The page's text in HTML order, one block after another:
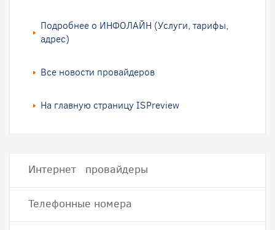
Подробнее о ИНФОЛАЙН (Услуги, тарифы,
адрес)
Все новости провайдеров
На главную страницу ISPreview
Интернет провайдеры
Телефонные номера